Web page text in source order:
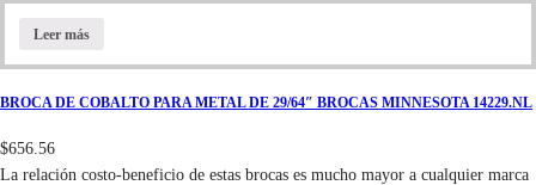
Leer más
BROCA DE COBALTO PARA METAL DE 29/64″ BROCAS MINNESOTA 14229.NL
$656.56
La relación costo-beneficio de estas brocas es mucho mayor a cualquier marca